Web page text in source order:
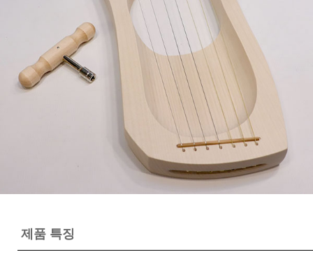
제품 특징